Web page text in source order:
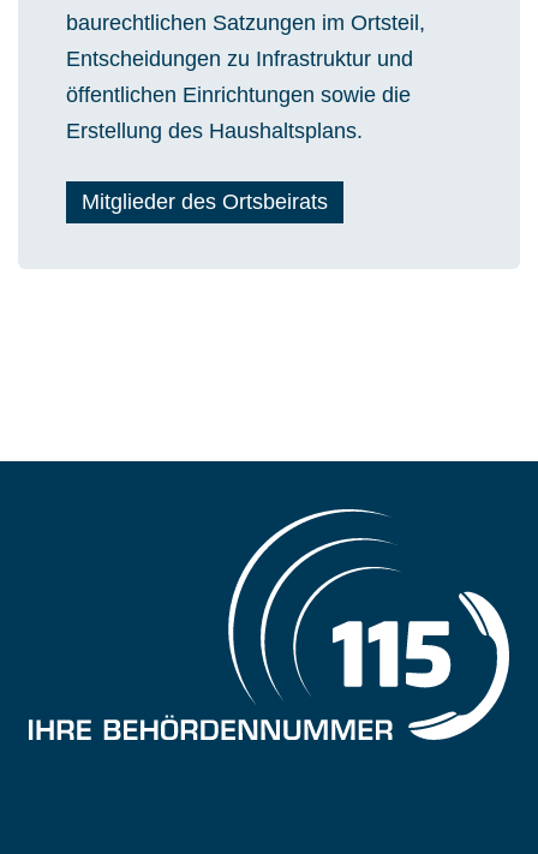
baurechtlichen Satzungen im Ortsteil,
Entscheidungen zu Infrastruktur und
öffentlichen Einrichtungen sowie die
Erstellung des Haushaltsplans.
Mitglieder des Ortsbeirats